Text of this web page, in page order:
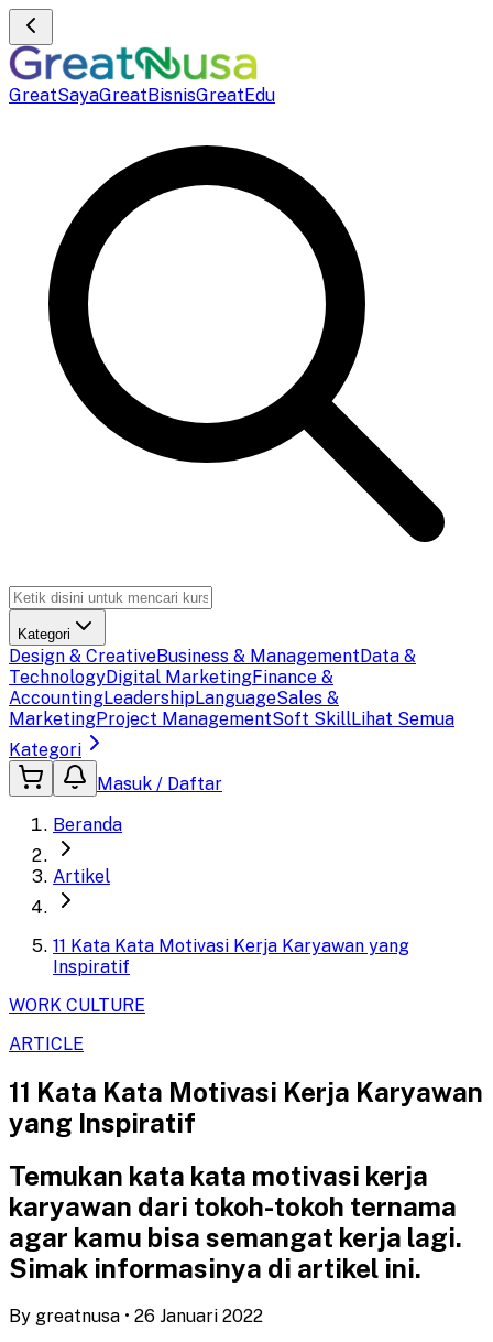
GreatSayaGreatBisnisGreatEdu
Kategori
Design & CreativeBusiness & ManagementData &
TechnologyDigital MarketingFinance &
AccountingLeadershipLanguageSales &
MarketingProject ManagementSoft SkillLihat Semua
Kategori
Masuk / Daftar
Beranda
Artikel
11 Kata Kata Motivasi Kerja Karyawan yang
Inspiratif
WORK CULTURE
ARTICLE
11 Kata Kata Motivasi Kerja Karyawan
yang Inspiratif
Temukan kata kata motivasi kerja
karyawan dari tokoh-tokoh ternama
agar kamu bisa semangat kerja lagi.
Simak informasinya di artikel ini.
By greatnusa • 26 Januari 2022